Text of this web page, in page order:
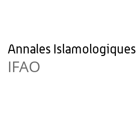
Annales Islamologiques
IFAO